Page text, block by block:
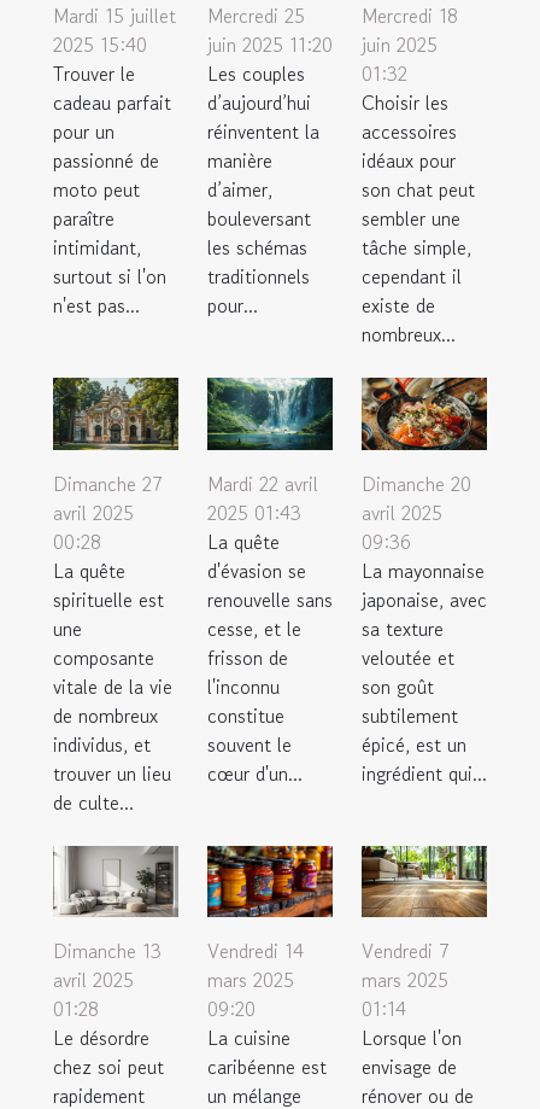
Mardi 15 juillet
2025 15:40
Trouver le
cadeau parfait
pour un
passionné de
moto peut
paraître
intimidant,
surtout si l'on
n'est pas...
Mercredi 25
juin 2025 11:20
Les couples
d’aujourd’hui
réinventent la
manière
d’aimer,
bouleversant
les schémas
traditionnels
pour...
Mercredi 18
juin 2025
01:32
Choisir les
accessoires
idéaux pour
son chat peut
sembler une
tâche simple,
cependant il
existe de
nombreux...
Dimanche 27
avril 2025
00:28
La quête
spirituelle est
une
composante
vitale de la vie
de nombreux
individus, et
trouver un lieu
de culte...
Mardi 22 avril
2025 01:43
La quête
d'évasion se
renouvelle sans
cesse, et le
frisson de
l'inconnu
constitue
souvent le
cœur d'un...
Dimanche 20
avril 2025
09:36
La mayonnaise
japonaise, avec
sa texture
veloutée et
son goût
subtilement
épicé, est un
ingrédient qui...
Dimanche 13
avril 2025
01:28
Le désordre
chez soi peut
rapidement
Vendredi 14
mars 2025
09:20
La cuisine
caribéenne est
un mélange
Vendredi 7
mars 2025
01:14
Lorsque l'on
envisage de
rénover ou de